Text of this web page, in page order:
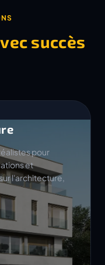
succès
pour
et
l'architecture,